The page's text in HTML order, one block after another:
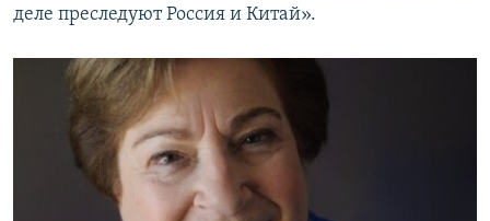
деле преследуют Россия и Китай».